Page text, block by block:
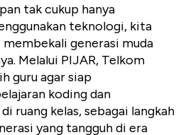
tak cukup hanya
teknologi, kita
membekali generasi muda
Melalui PIJAR, Telkom
guru agar siap
koding dan
ruang kelas, sebagai langkah
yang tangguh di era